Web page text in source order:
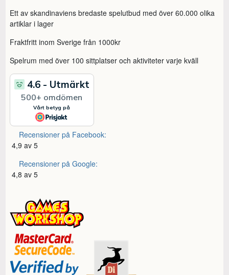
Ett av skandinaviens bredaste spelutbud med över 60.000 olika
artiklar i lager
Fraktfritt inom Sverige från 1000kr
Spelrum med över 100 sittplatser och aktiviteter varje kväll
Recensioner på Facebook:
4,9 av 5
Recensioner på Google:
4,8 av 5